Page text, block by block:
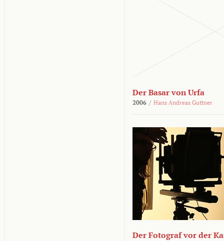
Der Basar von Urfa
2006 / Hans Andreas Guttner
Der Fotograf vor der